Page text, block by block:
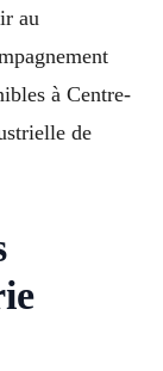
au
à Centre-
de